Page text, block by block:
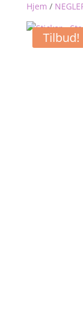
Hjem /
Tilbud!